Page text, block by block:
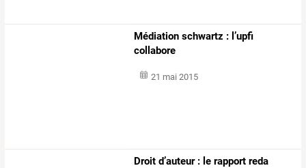
Médiation schwartz : l’upfi
collabore
21 mai 2015
Droit d’auteur: le rapport reda